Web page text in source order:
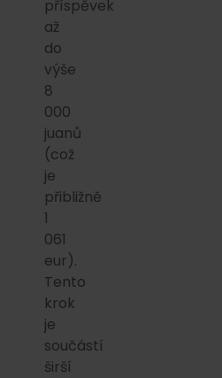
příspěvek
až
do
výše
8
000
juanů
(což
je
přibližně
1
061
eur).
Tento
krok
je
součástí
širší